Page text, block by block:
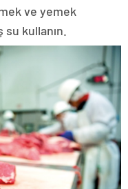
ve yemek
kullanın.